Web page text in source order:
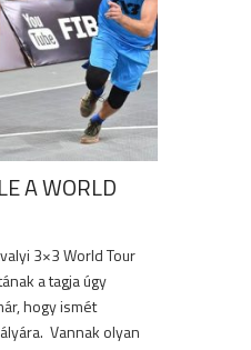
A WORLD
3×3 World Tour
a tagja úgy
hogy ismét
Vannak olyan